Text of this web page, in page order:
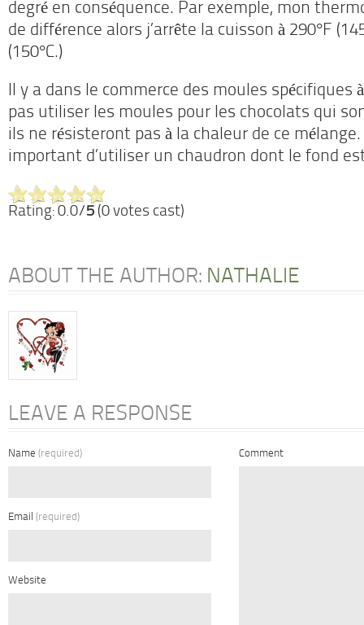
degré en conséquence. Par exemple, mon
de différence alors j’arrête la cuisson à 290°F
(150°C.)
Il y a dans le commerce des moules spécifiques
pas utiliser les moules pour les chocolats qui
ils ne résisteront pas à la chaleur de ce
important d’utiliser un chaudron dont le fond
Rating: 0.0/5 (0 votes cast)
ABOUT THE AUTHOR: NATHALIE
LEAVE A RESPONSE
Name (required)
Email (required)
Website
Comment